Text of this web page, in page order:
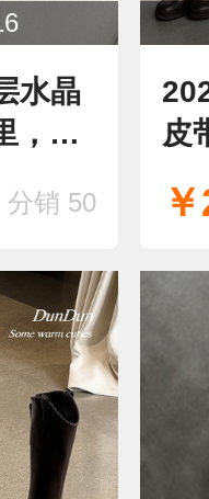
水晶
，头
分销 50
皮